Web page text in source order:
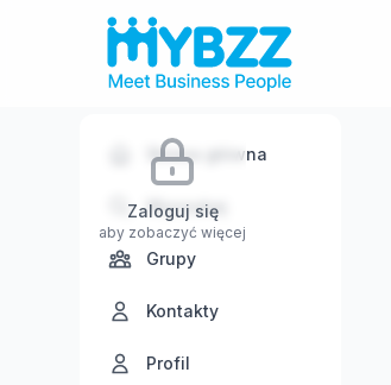
Zaloguj się
aby zobaczyć więcej
Strona główna
Wyszukaj
Grupy
Kontakty
Profil